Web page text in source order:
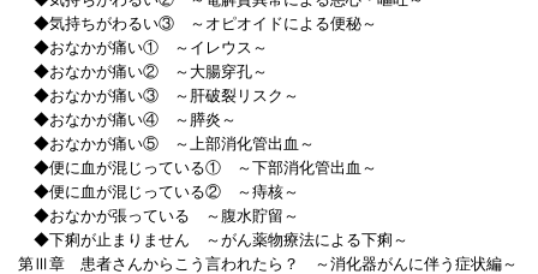
◆気持ちがわるい③ ～オピオイドによる便秘～
◆おなかが痛い① ～イレウス～
◆おなかが痛い② ～大腸穿孔～
◆おなかが痛い③ ～肝破裂リスク～
◆おなかが痛い④ ～膵炎～
◆おなかが痛い⑤ ～上部消化管出血～
◆便に血が混じっている① ～下部消化管出血～
◆便に血が混じっている② ～痔核～
◆おなかが張っている ～腹水貯留～
◆下痢が止まりません ～がん薬物療法による下痢～
第Ⅲ章 患者さんからこう言われたら？ ～消化器がんに伴う症状編～